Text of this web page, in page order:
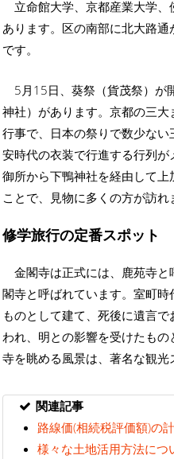
立命館大学、京都産業大学
あります。区の南部に北大路
です。
5月15日、葵祭（貨茂祭）が
神社）があります。京都の三
行事で、日本の祭りで数少な
安時代の衣装で行進する行列
御所から下鴨神社を経由して
ことで、見物に多くの方が訪れ
修学旅行の定番スポット
金閣寺は正式には、鹿苑寺
閣寺と呼ばれています。室町
ものとして建て、死後に遺言
われ、明との影響を受けたも
寺を眺める風景は、著名な観光
関連記事
路線価(相続税評価額)の
様々な土地活用方法につ